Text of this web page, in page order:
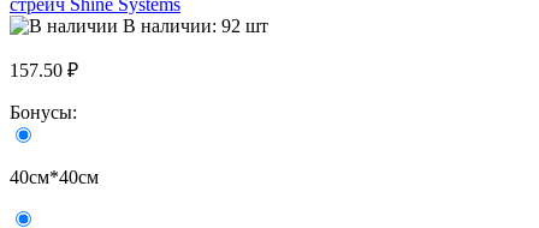
стрейч Shine Systems
В наличии: 92 шт
157.50 ₽
Бонусы:
40см*40см